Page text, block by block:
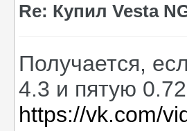
Re: Купил Vesta
Получается,
4.3 и пятую
https://vk.com/